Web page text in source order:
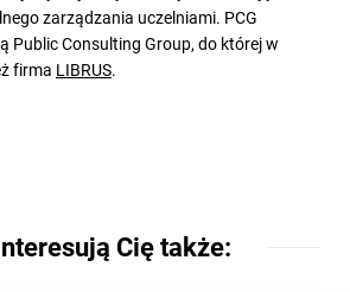
zarządzania uczelniami. PCG
Public Consulting Group, do której w
firma LIBRUS.
Cię także: